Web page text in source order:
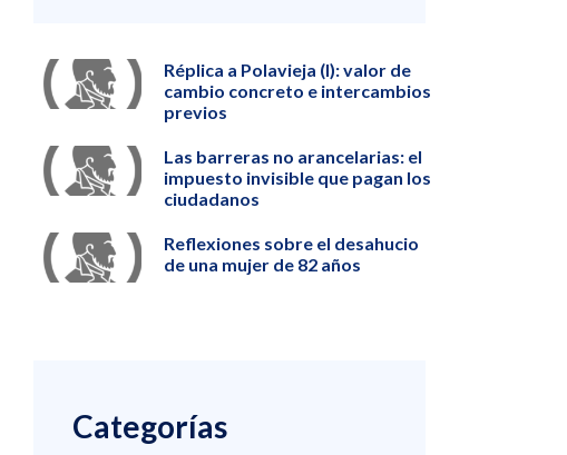
Réplica a Polavieja (I): valor de
cambio concreto e intercambios
previos
Las barreras no arancelarias: el
impuesto invisible que pagan los
ciudadanos
Reflexiones sobre el desahucio
de una mujer de 82 años
Categorías